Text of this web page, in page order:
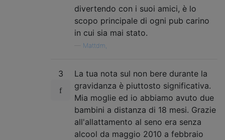
divertendo con i suoi amici, è lo
scopo principale di ogni pub carino
in cui sia mai stato.
Mattdm,
3
La tua nota sul non bere durante la
gravidanza è piuttosto significativa.
Mia moglie ed io abbiamo avuto due
bambini a distanza di 18 mesi. Grazie
all'allattamento al seno era senza
alcool da maggio 2010 a febbraio